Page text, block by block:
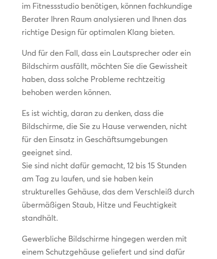
im Fitnessstudio benötigen, können fachkundige
Berater Ihren Raum analysieren und Ihnen das
richtige Design für optimalen Klang bieten.
Und für den Fall, dass ein Lautsprecher oder ein
Bildschirm ausfällt, möchten Sie die Gewissheit
haben, dass solche Probleme rechtzeitig
behoben werden können.
Es ist wichtig, daran zu denken, dass die
Bildschirme, die Sie zu Hause verwenden, nicht
für den Einsatz in Geschäftsumgebungen
geeignet sind.
Sie sind nicht dafür gemacht, 12 bis 15 Stunden
am Tag zu laufen, und sie haben kein
strukturelles Gehäuse, das dem Verschleiß durch
übermäßigen Staub, Hitze und Feuchtigkeit
standhält.
Gewerbliche Bildschirme hingegen werden mit
einem Schutzgehäuse geliefert und sind dafür